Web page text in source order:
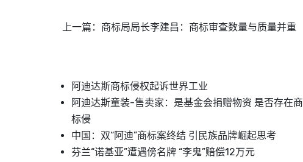
上一篇： 商标局局长李建昌：商标审查数量与质量并重
阿迪达斯商标侵权起诉世界工业
阿迪达斯童装-售卖家：是基金会捐赠物资 是否存在商
标侵
中国：双“阿迪”商标案终结 引民族品牌崛起思考
芬兰“诺基亚”遭遇傍名牌 “李鬼”赔偿12万元